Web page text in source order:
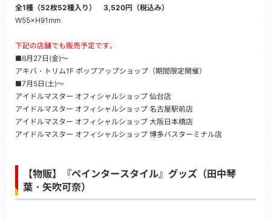
全1種（52枚52種入り） 3,520円（税込み）
W55×H91mm
下記の店舗でも販売予定です。
■6月27日(金)～
アキバ・トリム1F ポップアップショップ（期間限定開催）
■7月5日(土)～
アイドルマスター オフィシャルショップ 仙台店
アイドルマスター オフィシャルショップ 名古屋駅前店
アイドルマスター オフィシャルショップ 大阪日本橋店
アイドルマスター オフィシャルショップ 博多バスターミナル店
【物販】『ペインタースタイル』グッズ（田中琴
葉・矢吹可奈）